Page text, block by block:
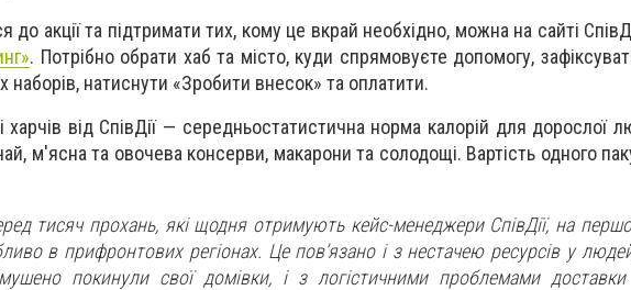
до акції та підтримати тих, кому це вкрай необхідно, можна на сайті
. Потрібно обрати хаб та місто, куди спрямовуєте допомогу,
наборів, натиснути «Зробити внесок» та оплатити.
харчів від СпівДії — середньостатистична норма калорій для дорослої
чай, м'ясна та овочева консерви, макарони та солодощі. Вартість одного
тисяч прохань, які щодня отримують кейс-менеджери СпівДії, на
в прифронтових регіонах. Це пов’язано і з нестачею ресурсів у
покинули свої домівки, і з логістичними проблемами